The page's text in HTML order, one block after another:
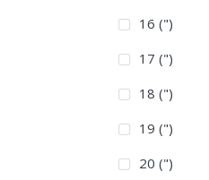
16 (")
17 (")
18 (")
19 (")
20 (")